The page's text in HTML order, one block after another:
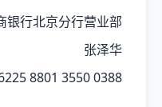
银行北京分行营业部
张泽华
8801 3550 0388